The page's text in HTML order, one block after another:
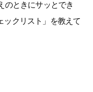
のときにサッとでき
ックリスト」を教えて